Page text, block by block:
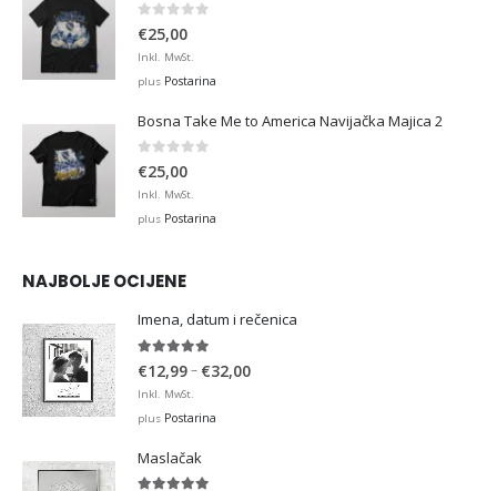
€25,00
Inkl. MwSt.
plus Postarina
Bosna Take Me to America Navijačka Majica 2
0 out of 5
€25,00
Inkl. MwSt.
plus Postarina
NAJBOLJE OCIJENE
Imena, datum i rečenica
€12,99– €32,00Price
Inkl. MwSt.
plus Postarina
Maslačak